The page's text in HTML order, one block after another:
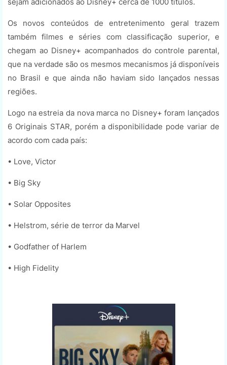
Os novos conteúdos de entretenimento geral trazem
também filmes e séries com classificação superior, e
chegam ao Disney+ acompanhados do controle parental,
que na verdade são os mesmos mecanismos já disponíveis
no Brasil e que ainda não haviam sido lançados nessas
regiões.
Logo na estreia da nova marca no Disney+ foram lançados
6 Originais STAR, porém a disponibilidade pode variar de
acordo com cada país:
• Love, Victor
• Big Sky
• Solar Opposites
• Helstrom, série de terror da Marvel
• Godfather of Harlem
• High Fidelity